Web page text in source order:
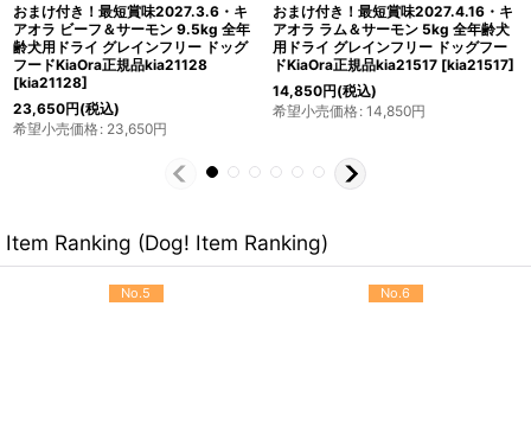
最短賞味2027.2.18・キアオラ ビーフ
＆レバー 800g 全年齢犬用ドライ グ
レインフリー ドッグフード KiaOra 正
規品 kia20978 [kia20978]
3,245 円(税込)
希望小売価格: 3,245
おまけ付き！最短賞味2027.5.25・キ
アオラ カンガルー 4.5kg 全年齢犬用
ドライ グレインフリー ドッグフード
KiaOra 正規品 kia20558
[ kia20558]
17,600円(税込)
Item Ranking (Dog! Item Ranking)
No.5 No.6